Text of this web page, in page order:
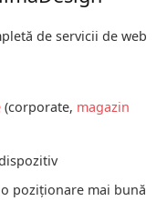
de servicii de web
(corporate, magazin
poziționare mai bună